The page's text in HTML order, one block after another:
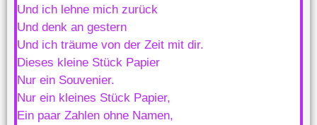
Und ich lehne mich zurück
Und denk an gestern
Und ich träume von der Zeit mit dir.
Dieses kleine Stück Papier
Nur ein Souvenier.
Nur ein kleines Stück Papier,
Ein paar Zahlen ohne Namen,